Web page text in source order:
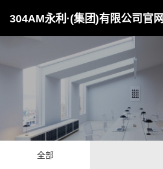
304AM永利·(集团)有限公司官网
全部